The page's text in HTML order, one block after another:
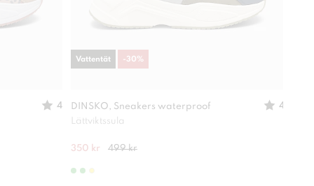
4 DINSKO, Sneakers waterproof
4
Lättviktssula
350 kr 499 kr
Vattentät -30%